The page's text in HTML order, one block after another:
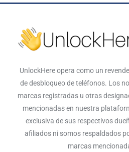
UnlockHere opera como un
de desbloqueo de teléfonos. Los
marcas registradas u otras
mencionadas en nuestra
exclusiva de sus respectivos
afiliados ni somos respaldados
marcas